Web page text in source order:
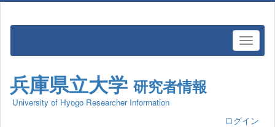
兵庫県立大学 研究者情報
University of Hyogo Researcher Information
ログイン